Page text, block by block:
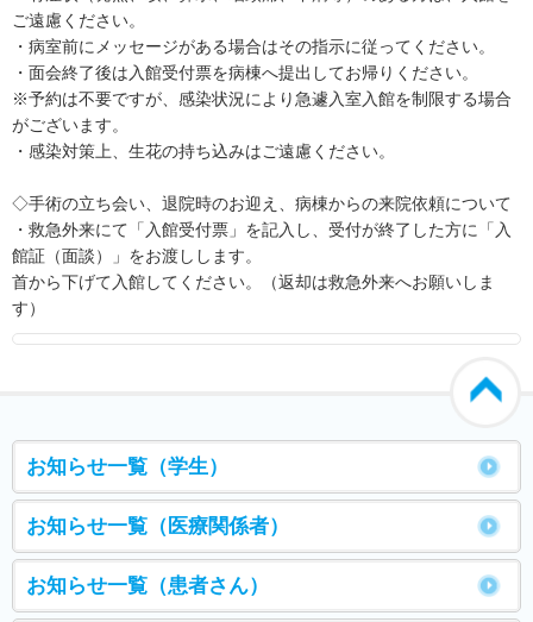
ご遠慮ください。
・病室前にメッセージがある場合はその指示に従ってください。
・面会終了後は入館受付票を病棟へ提出してお帰りください。
※予約は不要ですが、感染状況により急遽入室入館を制限する場合
がございます。
・感染対策上、生花の持ち込みはご遠慮ください。
◇手術の立ち会い、退院時のお迎え、病棟からの来院依頼について
・救急外来にて「入館受付票」を記入し、受付が終了した方に「入
館証（面談）」をお渡しします。
首から下げて入館してください。（返却は救急外来へお願いしま
す）
お知らせ一覧（学生）
お知らせ一覧（医療関係者）
お知らせ一覧（患者さん）